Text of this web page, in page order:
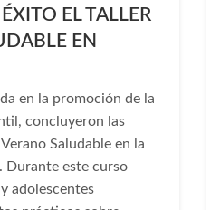
EL TALLER
EN
en la promoción de la
concluyeron las
Saludable en la
Durante este curso
adolescentes